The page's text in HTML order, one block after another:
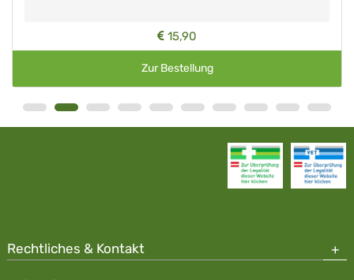
15,90
Zur Bestellung
Rechtliches & Kontakt